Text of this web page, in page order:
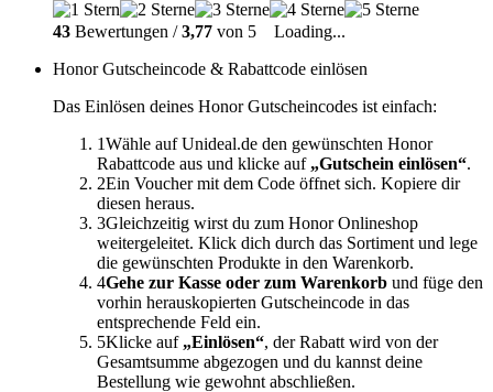
43 Bewertungen /3,77 von 5
Loading...
Honor Gutscheincode & Rabattcode einlösen
Das Einlösen deines Honor Gutscheincodes ist einfach:
1Wähle auf Unideal.de den gewünschten Honor
Rabattcode aus und klicke auf „Gutschein einlösen“.
2Ein Voucher mit dem Code öffnet sich. Kopiere dir
diesen heraus.
3Gleichzeitig wirst du zum Honor Onlineshop
weitergeleitet. Klick dich durch das Sortiment und lege
die gewünschten Produkte in den Warenkorb.
4Gehe zur Kasse oder zum Warenkorb und füge den
vorhin herauskopierten Gutscheincode in das
entsprechende Feld ein.
5Klicke auf „Einlösen“, der Rabatt wird von der
Gesamtsumme abgezogen und du kannst deine
Bestellung wie gewohnt abschließen.